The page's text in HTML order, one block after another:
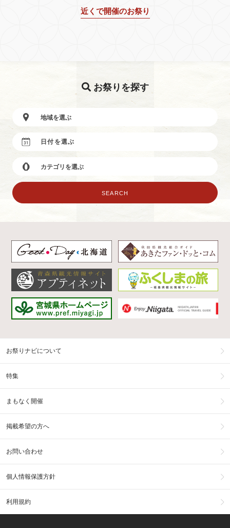
近くで開催のお祭り
お祭りを探す
お祭りナビについて
特集
まもなく開催
掲載希望の方へ
お問い合わせ
個人情報保護方針
利用規約